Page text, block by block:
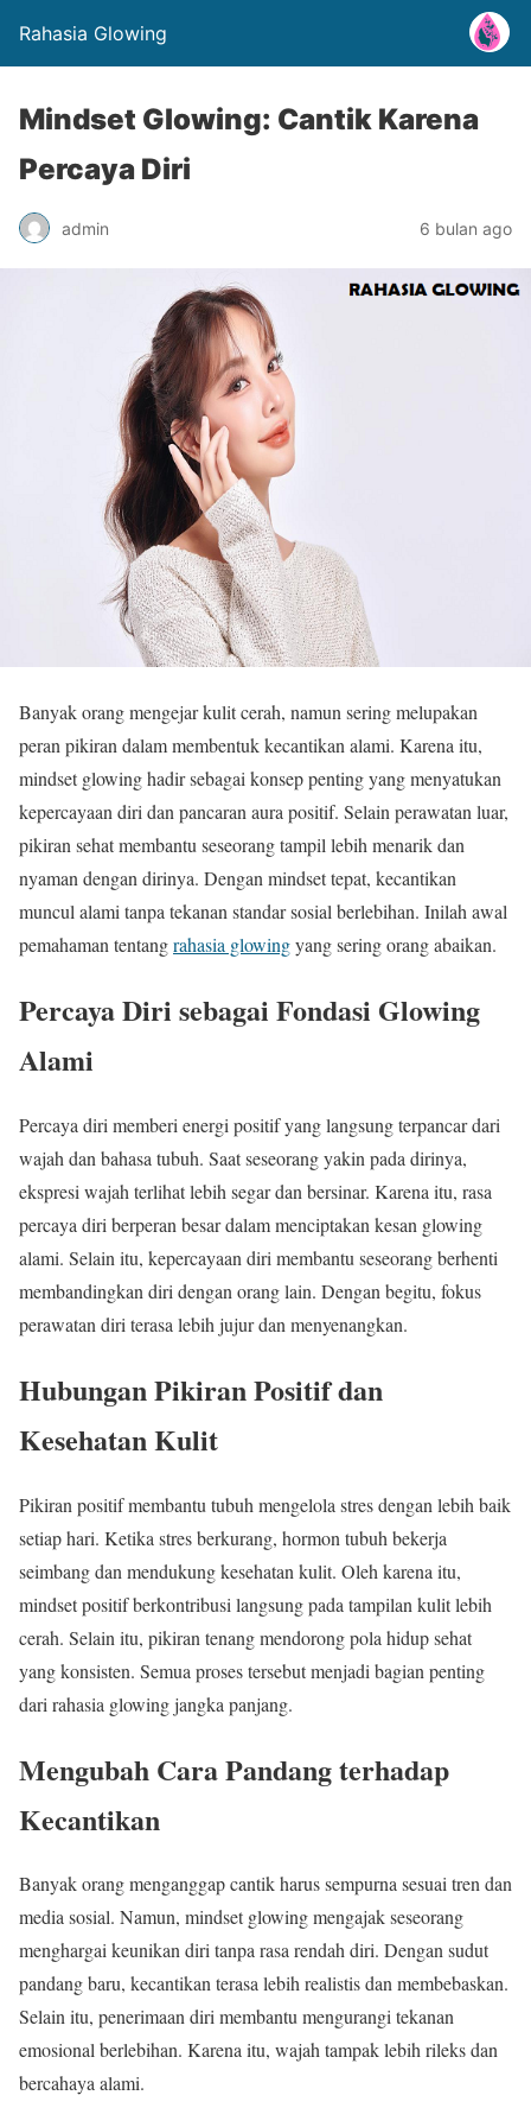
Rahasia Glowing
Mindset Glowing: Cantik Karena
Percaya Diri
admin 6 bulan ago
Banyak orang mengejar kulit cerah, namun sering melupakan
peran pikiran dalam membentuk kecantikan alami. Karena itu,
mindset glowing hadir sebagai konsep penting yang menyatukan
kepercayaan diri dan pancaran aura positif. Selain perawatan luar,
pikiran sehat membantu seseorang tampil lebih menarik dan
nyaman dengan dirinya. Dengan mindset tepat, kecantikan
muncul alami tanpa tekanan standar sosial berlebihan. Inilah awal
pemahaman tentangrahasia glowingyang sering orang abaikan.
Percaya Diri sebagai Fondasi Glowing
Alami
Percaya diri memberi energi positif yang langsung terpancar dari
wajah dan bahasa tubuh. Saat seseorang yakin pada dirinya,
ekspresi wajah terlihat lebih segar dan bersinar. Karena itu, rasa
percaya diri berperan besar dalam menciptakan kesan glowing
alami. Selain itu, kepercayaan diri membantu seseorang berhenti
membandingkan diri dengan orang lain. Dengan begitu, fokus
perawatan diri terasa lebih jujur dan menyenangkan.
Hubungan Pikiran Positif dan
Kesehatan Kulit
Pikiran positif membantu tubuh mengelola stres dengan lebih baik
setiap hari. Ketika stres berkurang, hormon tubuh bekerja
seimbang dan mendukung kesehatan kulit. Oleh karena itu,
mindset positif berkontribusi langsung pada tampilan kulit lebih
cerah. Selain itu, pikiran tenang mendorong pola hidup sehat
yang konsisten. Semua proses tersebut menjadi bagian penting
dari rahasia glowing jangka panjang.
Mengubah Cara Pandang terhadap
Kecantikan
Banyak orang menganggap cantik harus sempurna sesuai tren dan
media sosial. Namun, mindset glowing mengajak seseorang
menghargai keunikan diri tanpa rasa rendah diri. Dengan sudut
pandang baru, kecantikan terasa lebih realistis dan membebaskan.
Selain itu, penerimaan diri membantu mengurangi tekanan
emosional berlebihan. Karena itu, wajah tampak lebih rileks dan
bercahaya alami.